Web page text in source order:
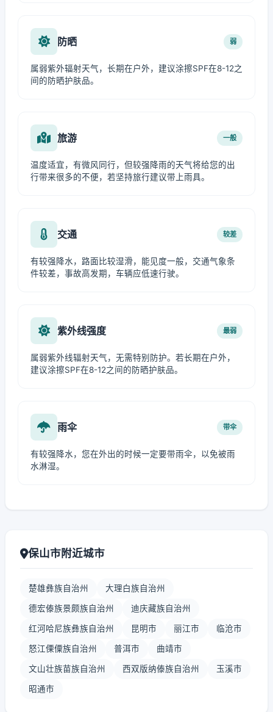
防晒 弱
属弱紫外辐射天气，长期在户外，建议涂擦SPF在8-12之
间的防晒护肤品。
旅游 一般
温度适宜，有微风同行，但较强降雨的天气将给您的出
行带来很多的不便，若坚持旅行建议带上雨具。
交通 较差
有较强降水，路面比较湿滑，能见度一般，交通气象条
件较差，事故高发期，车辆应低速行驶。
紫外线强度 最弱
属弱紫外线辐射天气，无需特别防护。若长期在户外，
建议涂擦SPF在8-12之间的防晒护肤品。
雨伞 带伞
有较强降水，您在外出的时候一定要带雨伞，以免被雨
水淋湿。
保山市附近城市
楚雄彝族自治州 大理白族自治州
德宏傣族景颇族自治州 迪庆藏族自治州
红河哈尼族彝族自治州 昆明市 丽江市 临沧市
怒江傈僳族自治州 普洱市 曲靖市
文山壮族苗族自治州 西双版纳傣族自治州 玉溪市
昭通市